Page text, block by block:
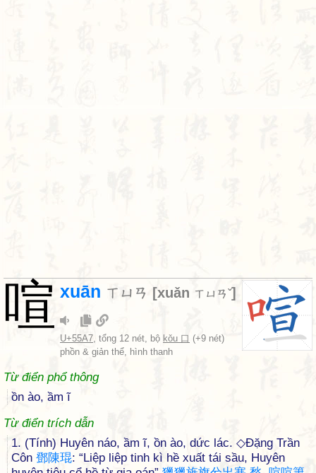
喧 xuān ㄒㄩㄢ [xuǎn ㄒㄩㄢˇ]
U+55A7, tổng 12 nét, bộ kǒu 口 (+9 nét)
phồn & giản thể, hình thanh
Từ điển phổ thông
ồn ào, ầm ĩ
Từ điển trích dẫn
1. (Tính) Huyên náo, ầm ĩ, ồn ào, dức lác. ◇Đặng Trần
Côn 鄧陳琨: “Liệp liệp tinh kì hề xuất tái sầu, Huyên